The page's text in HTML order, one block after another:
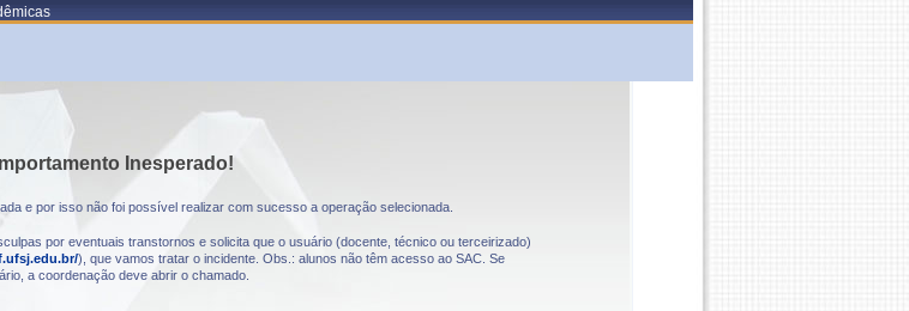
Inesperado!
e por isso não foi possível realizar com sucesso a operação selecionada.
por eventuais transtornos e solicita que o usuário (docente, técnico ou terceirizado)
), que vamos tratar o incidente. Obs.: alunos não têm acesso ao SAC. Se
a coordenação deve abrir o chamado.